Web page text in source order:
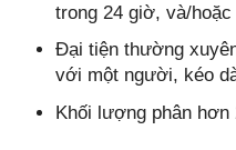
trong 24 giờ, và/hoặc
Đại tiện thường
với một người, kéo
Khối lượng phân hơn